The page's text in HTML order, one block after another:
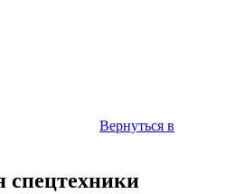
Вернуться в
спецтехники